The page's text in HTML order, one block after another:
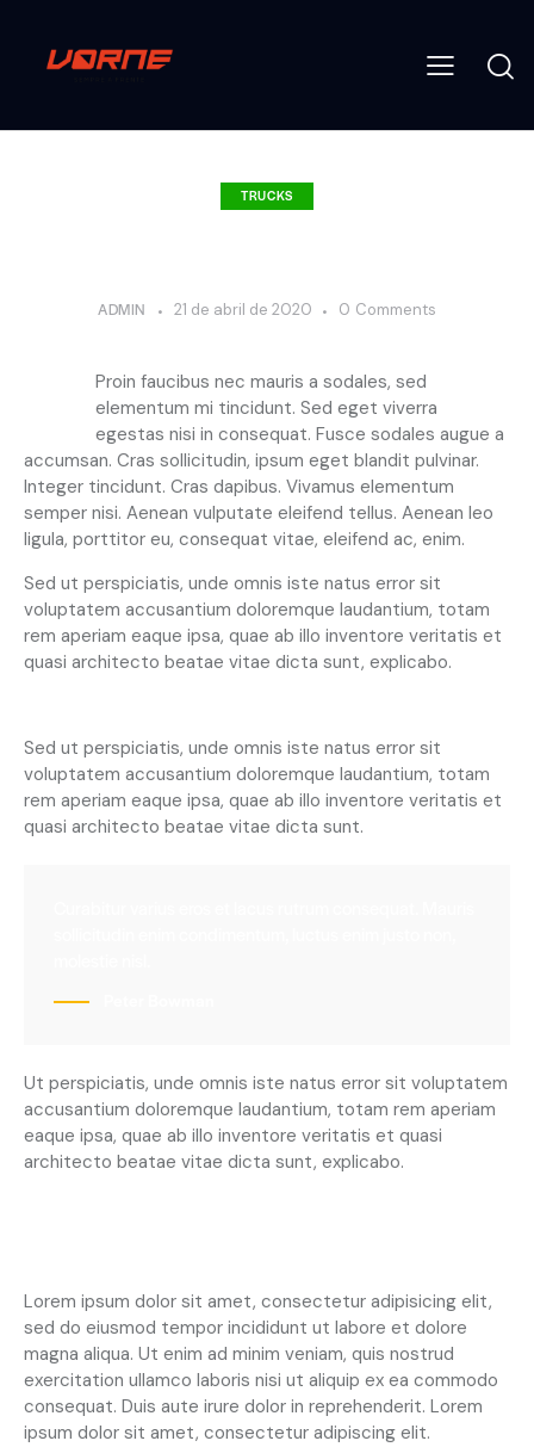
TRUCKS
ADMIN 21 de abril de 2020 0 Comments
Proin faucibus nec mauris a sodales, sed
elementum mi tincidunt. Sed eget viverra
egestas nisi in consequat. Fusce sodales augue a
accumsan. Cras sollicitudin, ipsum eget blandit pulvinar.
Integer tincidunt. Cras dapibus. Vivamus elementum
semper nisi. Aenean vulputate eleifend tellus. Aenean leo
ligula, porttitor eu, consequat vitae, eleifend ac, enim.
Sed ut perspiciatis, unde omnis iste natus error sit
voluptatem accusantium doloremque laudantium, totam
rem aperiam eaque ipsa, quae ab illo inventore veritatis et
quasi architecto beatae vitae dicta sunt, explicabo.
Sed ut perspiciatis, unde omnis iste natus error sit
voluptatem accusantium doloremque laudantium, totam
rem aperiam eaque ipsa, quae ab illo inventore veritatis et
quasi architecto beatae vitae dicta sunt.
Ut perspiciatis, unde omnis iste natus error sit voluptatem
accusantium doloremque laudantium, totam rem aperiam
eaque ipsa, quae ab illo inventore veritatis et quasi
architecto beatae vitae dicta sunt, explicabo.
Lorem ipsum dolor sit amet, consectetur adipisicing elit,
sed do eiusmod tempor incididunt ut labore et dolore
magna aliqua. Ut enim ad minim veniam, quis nostrud
exercitation ullamco laboris nisi ut aliquip ex ea commodo
consequat. Duis aute irure dolor in reprehenderit. Lorem
ipsum dolor sit amet, consectetur adipiscing elit.